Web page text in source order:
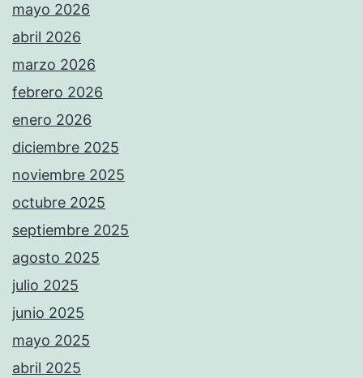
mayo 2026
abril 2026
marzo 2026
febrero 2026
enero 2026
diciembre 2025
noviembre 2025
octubre 2025
septiembre 2025
agosto 2025
julio 2025
junio 2025
mayo 2025
abril 2025